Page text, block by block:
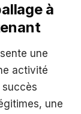
à
une
activité
une